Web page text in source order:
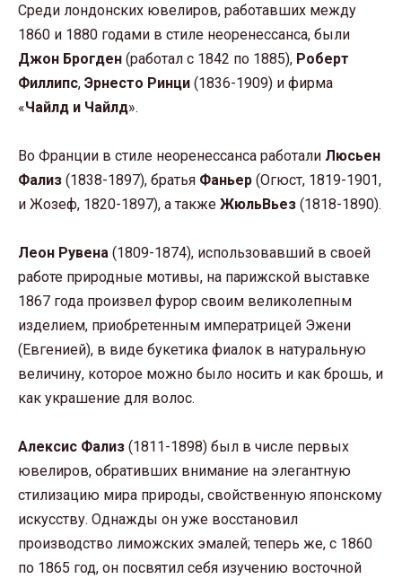
Среди лондонских ювелиров, работавших между
1860 и 1880 годами в стиле неоренессанса, были
Джон Брогден (работал с 1842 по 1885), Роберт
Филлипс, Эрнесто Ринци (1836-1909) и фирма
«Чайлд и Чайлд».
Во Франции в стиле неоренессанса работали Люсьен
Фализ (1838-1897), братья Фаньер (Огюст, 1819-1901,
и Жозеф, 1820-1897), а также ЖюльВьез (1818-1890).
Леон Рувена (1809-1874), использовавший в своей
работе природные мотивы, на парижской выставке
1867 года произвел фурор своим великолепным
изделием, приобретенным императрицей Эжени
(Евгенией), в виде букетика фиалок в натуральную
величину, которое можно было носить и как брошь, и
как украшение для волос.
Алексис Фализ (1811-1898) был в числе первых
ювелиров, обративших внимание на элегантную
стилизацию мира природы, свойственную японскому
искусству. Однажды он уже восстановил
производство лиможских эмалей; теперь же, с 1860
по 1865 год, он посвятил себя изучению восточной